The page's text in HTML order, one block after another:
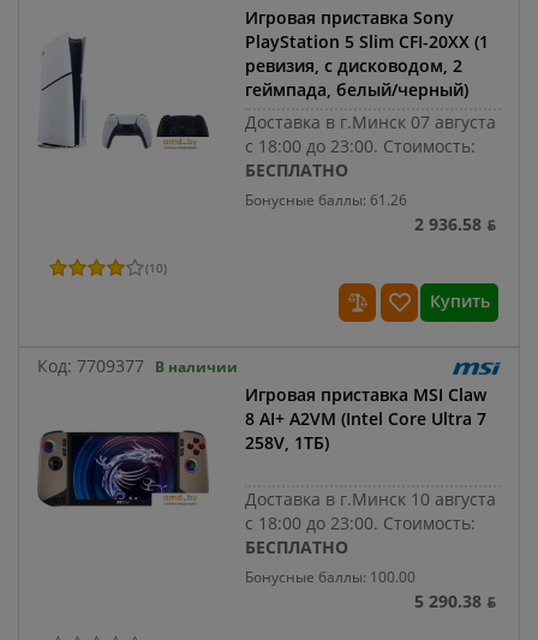
Игровая приставка Sony
PlayStation 5 Slim CFI-20XX (1
ревизия, с дисководом, 2
геймпада, белый/черный)
Доставка в г.Минск 07 августа
с 18:00 до 23:00. Стоимость:
БЕСПЛАТНО
Бонусные баллы: 61.26
2 936.58 ƃ
(10)
Купить
Код: 7709377 В наличии
Игровая приставка MSI Claw
8 AI+ A2VM (Intel Core Ultra 7
258V, 1ТБ)
Доставка в г.Минск 10 августа
с 18:00 до 23:00. Стоимость:
БЕСПЛАТНО
Бонусные баллы: 100.00
5 290.38 ƃ